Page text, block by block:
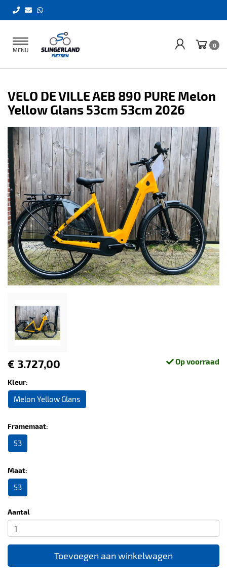
Toggle
navigation
MENU
0
VELO DE VILLE AEB 890 PURE Melon
Yellow Glans 53cm 53cm 2026
€ 3.727,00 Op voorraad
Kleur:
Melon Yellow Glans
Framemaat:
53
Maat:
53
Aantal
Toevoegen aan winkelwagen